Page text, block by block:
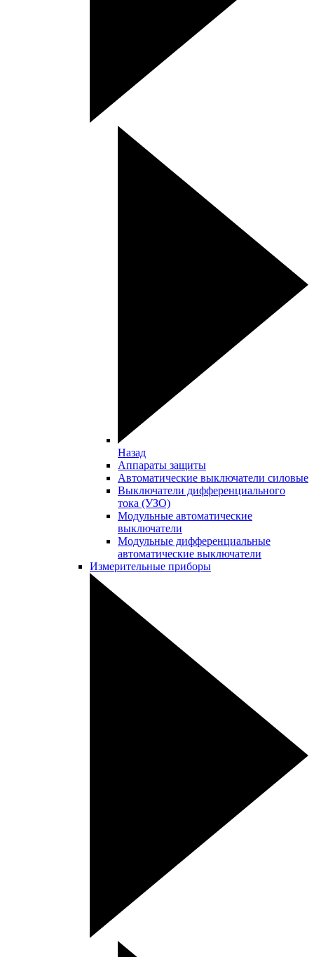
Назад
Аппараты защиты
Автоматические выключатели силовые
Выключатели дифференциального
тока (УЗО)
Модульные автоматические
выключатели
Модульные дифференциальные
автоматические выключатели
Измерительные приборы